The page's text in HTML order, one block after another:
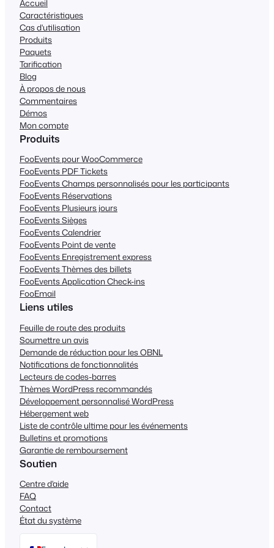
Accueil
Caractéristiques
Cas d'utilisation
Produits
Paquets
Tarification
Blog
À propos de nous
Commentaires
Démos
Mon compte
Produits
FooEvents pour WooCommerce
FooEvents PDF Tickets
FooEvents Champs personnalisés pour les participants
FooEvents Réservations
FooEvents Plusieurs jours
FooEvents Sièges
FooEvents Calendrier
FooEvents Point de vente
FooEvents Enregistrement express
FooEvents Thèmes des billets
FooEvents Application Check-ins
FooEmail
Liens utiles
Feuille de route des produits
Soumettre un avis
Demande de réduction pour les OBNL
Notifications de fonctionnalités
Lecteurs de codes-barres
Thèmes WordPress recommandés
Développement personnalisé WordPress
Hébergement web
Liste de contrôle ultime pour les événements
Bulletins et promotions
Garantie de remboursement
Soutien
Centre d'aide
FAQ
Contact
État du système